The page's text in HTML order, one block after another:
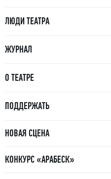
ЛЮДИ ТЕАТРА
ЖУРНАЛ
О ТЕАТРЕ
ПОДДЕРЖАТЬ
НОВАЯ СЦЕНА
КОНКУРС «АРАБЕСК»